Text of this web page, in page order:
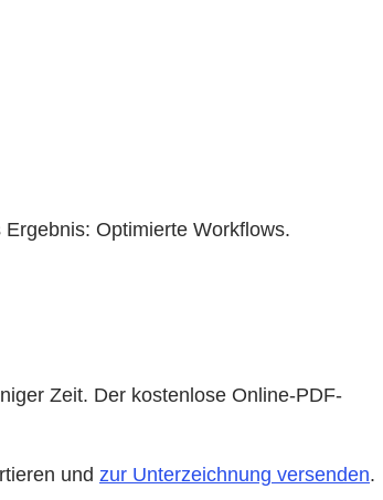
Optimierte Workflows.
Zeit. Der kostenlose Online-PDF-
und zur Unterzeichnung versenden.